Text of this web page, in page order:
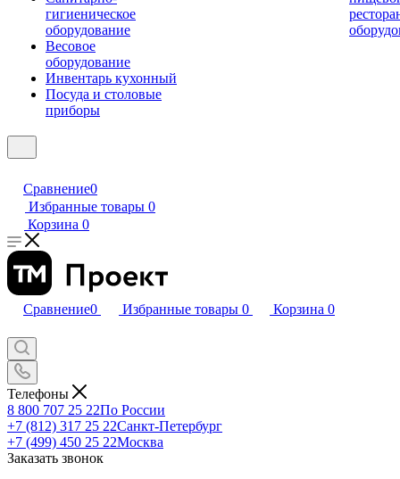
гигиеническое
оборудование
Весовое
оборудование
Инвентарь кухонный
Посуда и столовые
приборы
Сравнение0
Избранные товары 0
Корзина 0
Сравнение0 Избранные товары 0 Корзина 0
Телефоны
8 800 707 25 22По России
+7 (812) 317 25 22Санкт-Петербург
+7 (499) 450 25 22Москва
Заказать звонок